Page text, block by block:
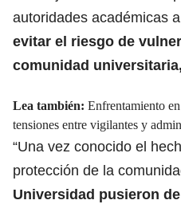
autoridades académicas
evitar el riesgo de
comunidad universitaria,
Lea también: Enfrentamiento
tensiones entre vigilantes y
“Una vez conocido el
protección de la
Universidad pusieron